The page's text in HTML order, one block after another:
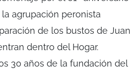
agrupación peronista
de los bustos de Juan
dentro del Hogar.
30 años de la fundación del